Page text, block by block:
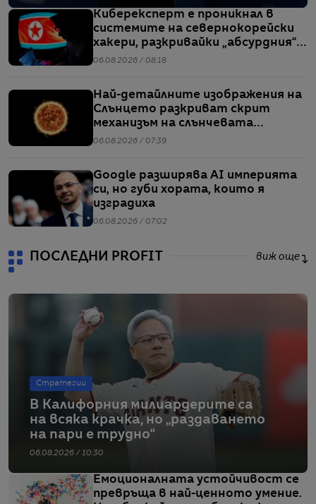
Киберексперт е проникнал в
системите на севернокорейски
хакери, разкривайки „абсурдния“
мащаб на атаките им
06.08.2026 / 08:18
Най-детайлните изображения на
Слънцето разкриват скрит
механизъм на слънчевата
активност
06.08.2026 / 07:39
Google разширява AI империята
си, но губи хората, които я
изградиха
06.08.2026 / 07:02
ПОСЛЕДНИ PROFIT виж още
Стратегии
В Калифорния милиардерите са
на всяка крачка, но „раздаването
на пари е трудно“
06.08.2026 / 10:30
Емоционалната устойчивост се
превръща в най-ценното умение.